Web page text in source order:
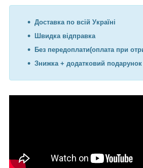
Доставка по всій Україні
Швидка відправка
Без передоплати(оплата при
Знижка + додатковий подарунок